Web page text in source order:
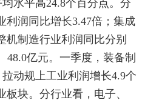
水平高24.8个百分点。分
利润同比增长3.47倍；集成
机制造行业利润同比分别
48.0亿元。一季度，装备制
动规上工业利润增长4.9个
块。分行业看，电子、